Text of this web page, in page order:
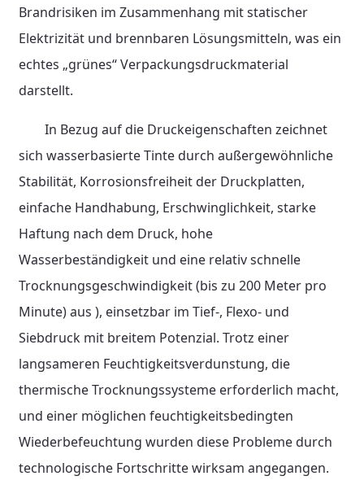
Brandrisiken im Zusammenhang mit statischer
Elektrizität und brennbaren Lösungsmitteln, was ein
echtes „grünes“ Verpackungsdruckmaterial
darstellt.
In Bezug auf die Druckeigenschaften zeichnet
sich wasserbasierte Tinte durch außergewöhnliche
Stabilität, Korrosionsfreiheit der Druckplatten,
einfache Handhabung, Erschwinglichkeit, starke
Haftung nach dem Druck, hohe
Wasserbeständigkeit und eine relativ schnelle
Trocknungsgeschwindigkeit (bis zu 200 Meter pro
Minute) aus ), einsetzbar im Tief-, Flexo- und
Siebdruck mit breitem Potenzial. Trotz einer
langsameren Feuchtigkeitsverdunstung, die
thermische Trocknungssysteme erforderlich macht,
und einer möglichen feuchtigkeitsbedingten
Wiederbefeuchtung wurden diese Probleme durch
technologische Fortschritte wirksam angegangen.